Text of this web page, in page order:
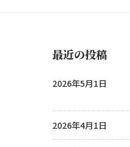
最近の投稿
2026年5月1日
2026年4月1日